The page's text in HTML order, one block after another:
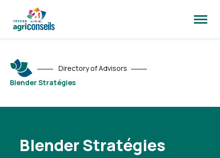
site
Directory of Advisors
Blender Stratégies
Blender Stratégies